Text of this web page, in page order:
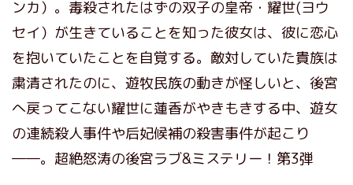
ンカ）。毒殺されたはずの双子の皇帝・耀世(ヨウ
セイ）が生きていることを知った彼女は、彼に恋心
を抱いていたことを自覚する。敵対していた貴族は
粛清されたのに、遊牧民族の動きが怪しいと、後宮
へ戻ってこない耀世に蓮香がやきもきする中、遊女
の連続殺人事件や后妃候補の殺害事件が起こり
――。超絶怒涛の後宮ラブ&ミステリー！第3弾